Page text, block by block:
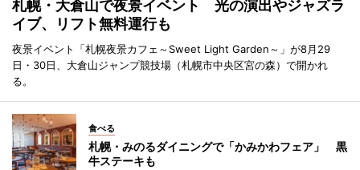
札幌・大倉山で夜景イベント 光の演出やジャズラ
イブ、リフト無料運行も
夜景イベント「札幌夜景カフェ～Sweet Light Garden～」が8月29
日・30日、大倉山ジャンプ競技場（札幌市中央区宮の森）で開かれ
る。
食べる
札幌・みのるダイニングで「かみかわフェア」 黒
牛ステーキも